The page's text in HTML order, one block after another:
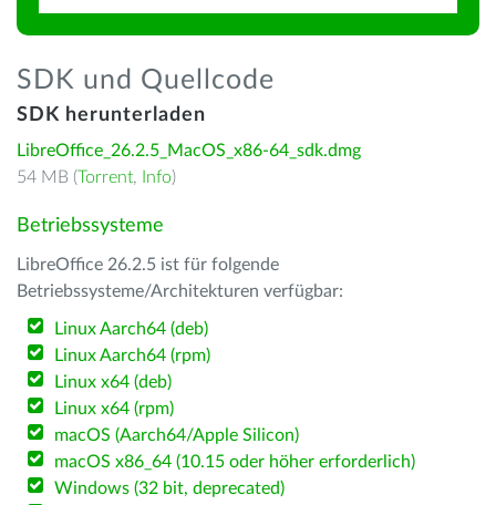
SDK und Quellcode
SDK herunterladen
LibreOffice_26.2.5_MacOS_x86-64_sdk.dmg
54 MB (Torrent, Info)
Betriebssysteme
LibreOffice 26.2.5 ist für folgende
Betriebssysteme/Architekturen verfügbar:
Linux Aarch64 (deb)
Linux Aarch64 (rpm)
Linux x64 (deb)
Linux x64 (rpm)
macOS (Aarch64/Apple Silicon)
macOS x86_64 (10.15 oder höher erforderlich)
Windows (32 bit, deprecated)